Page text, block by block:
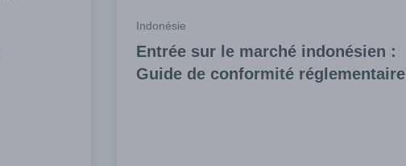
Indonésie
Entrée sur le marché indonésien :
Guide de conformité réglementaire